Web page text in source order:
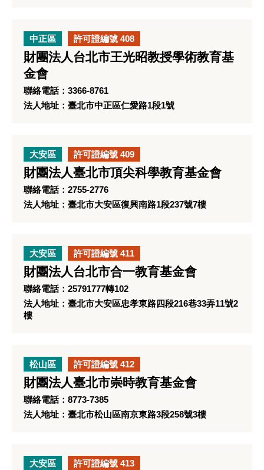
中正區 許可證編號 408
財團法人台北市王光昭教授學術教育基
金會
聯絡電話：3366-8761
法人地址：臺北市中正區仁愛路1段1號
大安區 許可證編號 409
財團法人臺北市頂尖科學教育基金會
聯絡電話：2755-2776
法人地址：臺北市大安區復興南路1段237號7樓
大安區 許可證編號 411
財團法人台北市合一教育基金會
聯絡電話：25791777轉102
法人地址：臺北市大安區忠孝東路四段216巷33弄11號2
樓
松山區 許可證編號 412
財團法人臺北市崇時教育基金會
聯絡電話：8773-7385
法人地址：臺北市松山區南京東路3段258號3樓
大安區 許可證編號 413